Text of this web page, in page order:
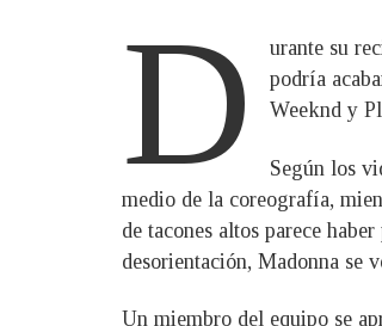
D
urante su
podría
Weeknd y
Según los
medio de la coreografía,
de tacones altos parece
desorientación, Madonna se
Un miembro del equipo se